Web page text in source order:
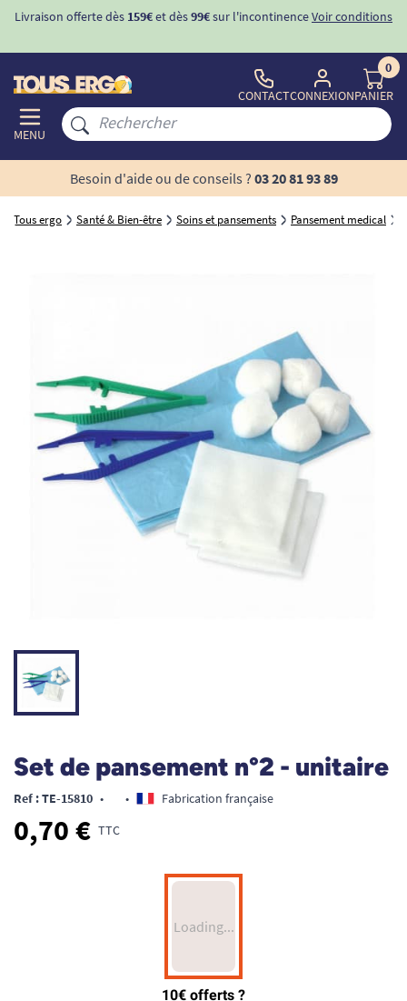
Livraison offerte dès 159€et dès99€sur l'incontinenceVoir conditions
MENU
CONTACTCONNEXION
0
PANIER
Besoin d'aide ou de conseils ? 03 20 81 93 89
Tous ergo Santé & Bien-être Soins et pansements Pansement medical
Set de pansement n°2 - unitaire
Ref : TE-15810 • • Fabrication française
0,70 € TTC